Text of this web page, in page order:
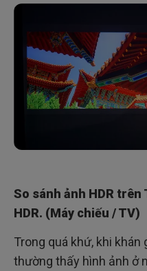
So sánh ảnh HDR trên
HDR. (Máy chiếu / TV)
Trong quá khứ, khi khán
thường thấy hình ảnh ở